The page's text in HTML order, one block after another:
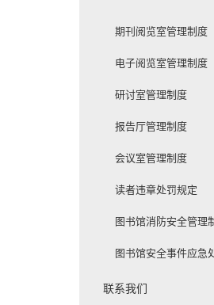
期刊阅览室管理制度
电子阅览室管理制度
研讨室管理制度
报告厅管理制度
会议室管理制度
读者违章处罚规定
图书馆消防安全管理
图书馆安全事件应急
联系我们